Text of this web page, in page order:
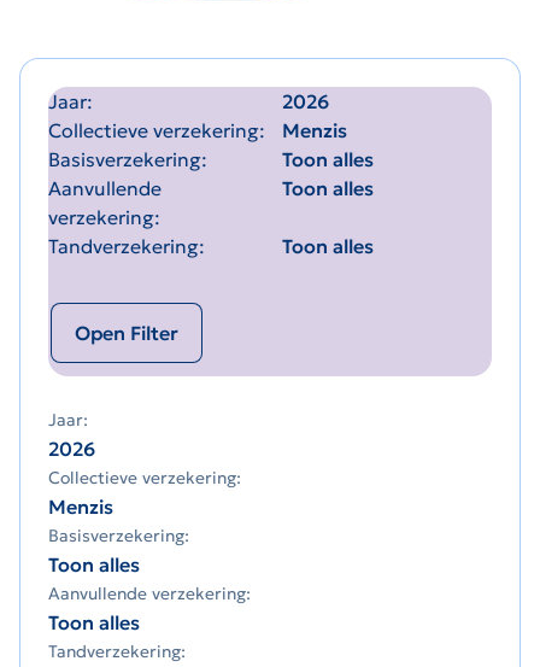
Jaar
2026
Collectieve verzekering
Menzis
Basisverzekering
Toon alles
Aanvullende
verzekering
Toon alles
Tandverzekering Toon alles
Open Filter
Jaar:
2026
Collectieve verzekering:
Menzis
Basisverzekering:
Toon alles
Aanvullende verzekering:
Toon alles
Tandverzekering: